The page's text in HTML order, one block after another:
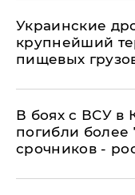
Украинские
крупнейший
пищевых
В боях с ВСУ в
погибли более
срочников -